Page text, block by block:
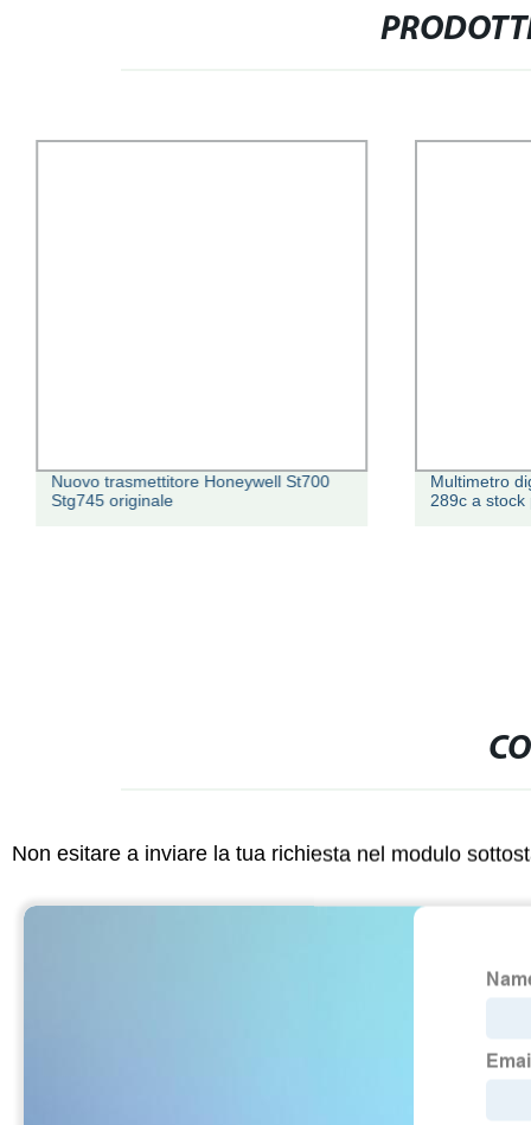
Nuovo trasmettitore Honeywell St700
Stg745 originale
Multimetro
289c a stock
Non esitare a inviare la tua richiesta nel modulo